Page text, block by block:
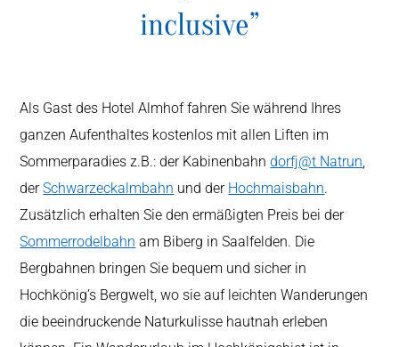
inclusive”
Als Gast des Hotel Almhof fahren Sie während Ihres
ganzen Aufenthaltes kostenlos mit allen Liften im
Sommerparadies z.B.: der Kabinenbahndorfj@t Natrun,
derSchwarzeckalmbahn und der Hochmaisbahn.
Zusätzlich erhalten Sie den ermäßigten Preis bei der
Sommerrodelbahn am Biberg in Saalfelden. Die
Bergbahnen bringen Sie bequem und sicher in
Hochkönig’s Bergwelt, wo sie auf leichten Wanderungen
die beeindruckende Naturkulisse hautnah erleben